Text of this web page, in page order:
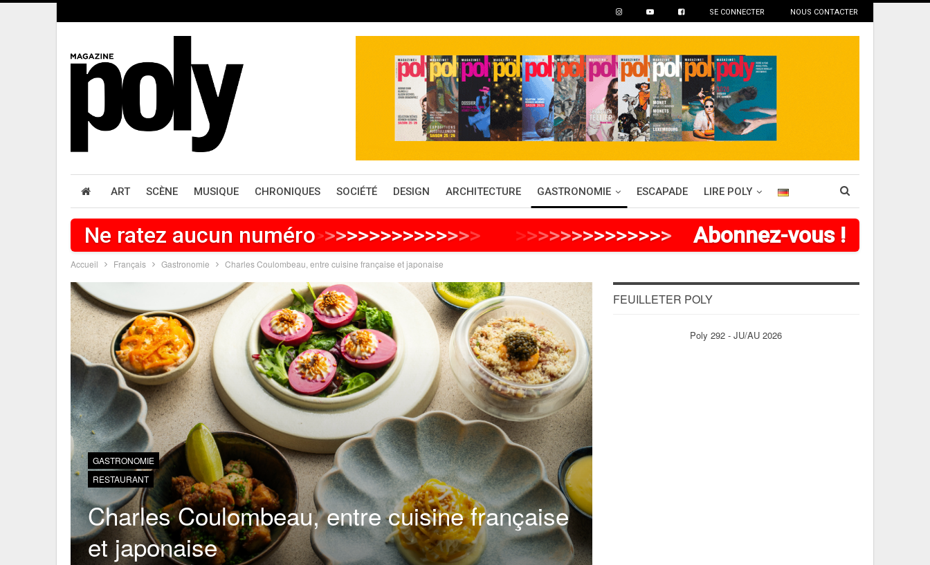
SE CONNECTER NOUS CONTACTER
ART SCÈNE MUSIQUE CHRONIQUES SOCIÉTÉ DESIGN ARCHITECTURE GASTRONOMIE ESCAPADE LIRE POLY
Ne ratez aucun numéro>>>>>>>>>>>>>>> >>>>>> >>>>>>> Abonnez-vous !
Accueil Français Gastronomie Charles Coulombeau, entre cuisine française et japonaise
GASTRONOMIE
RESTAURANT
Charles Coulombeau, entre cuisine française
et japonaise
FEUILLETER POLY
Poly 292 - JU/AU 2026